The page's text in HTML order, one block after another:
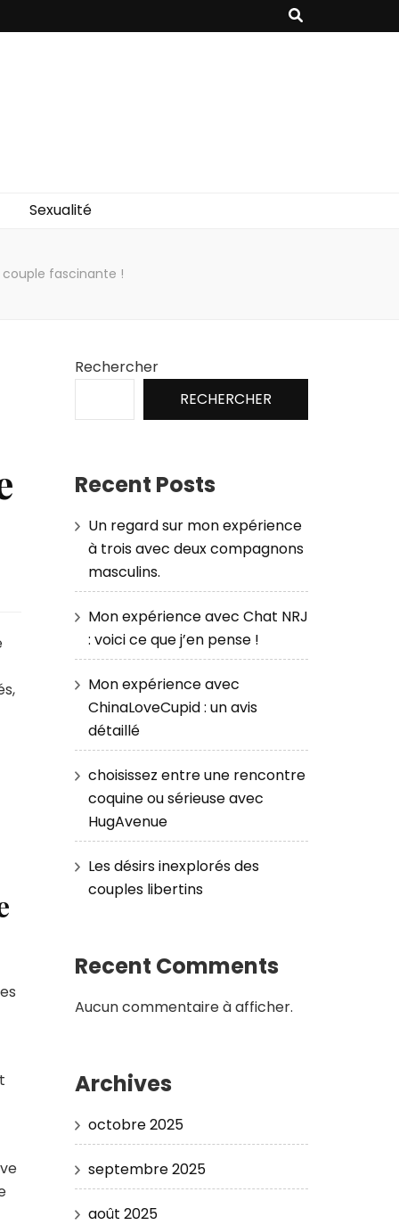
Sexualité
fascinante !
Rechercher
RECHERCHER
Recent Posts
Un regard sur mon expérience
à trois avec deux compagnons
masculins.
Mon expérience avec Chat NRJ
: voici ce que j’en pense !
Mon expérience avec
ChinaLoveCupid : un avis
détaillé
choisissez entre une rencontre
coquine ou sérieuse avec
HugAvenue
Les désirs inexplorés des
couples libertins
Recent Comments
Aucun commentaire à afficher.
Archives
octobre 2025
septembre 2025
août 2025